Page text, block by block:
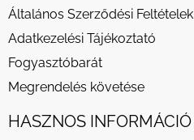
Általános Szerződési Feltételek
Adatkezelési Tájékoztató
Fogyasztóbarát
Megrendelés követése
HASZNOS INFORMÁCIÓ